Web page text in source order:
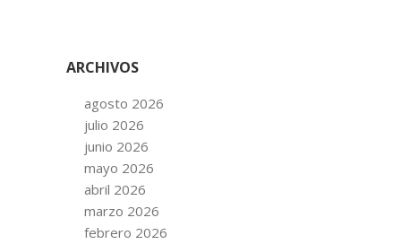
ARCHIVOS
agosto 2026
julio 2026
junio 2026
mayo 2026
abril 2026
marzo 2026
febrero 2026